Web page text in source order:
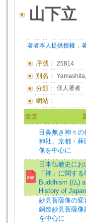
山下立
著者本人提供授權 ．
序號： 25814
別名：
分類： 個人著者
網站：
全文
目鼻無き神々
神社、京都・薭
像を中心に
日本仏教史にお
「神」に関す
Buddhism (仏)
History of
妙見菩薩像の
銅造妙見菩薩
を中心に